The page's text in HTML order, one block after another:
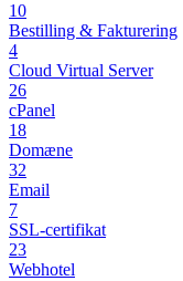
10
Bestilling & Fakturering
4
Cloud Virtual Server
26
cPanel
18
Domæne
32
Email
7
SSL-certifikat
23
Webhotel